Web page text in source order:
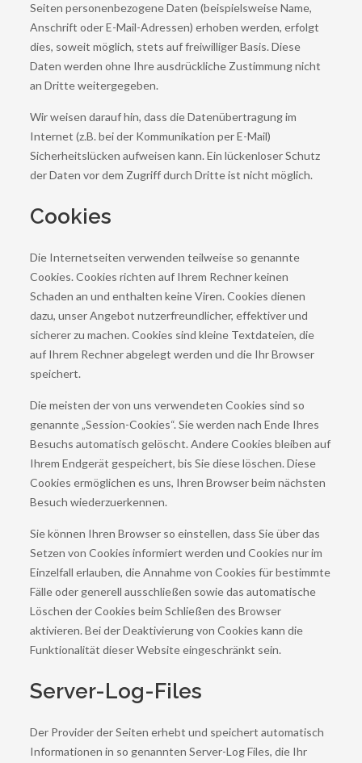
Seiten personenbezogene Daten (beispielsweise Name,
Anschrift oder E-Mail-Adressen) erhoben werden, erfolgt
dies, soweit möglich, stets auf freiwilliger Basis. Diese
Daten werden ohne Ihre ausdrückliche Zustimmung nicht
an Dritte weitergegeben.
Wir weisen darauf hin, dass die Datenübertragung im
Internet (z.B. bei der Kommunikation per E-Mail)
Sicherheitslücken aufweisen kann. Ein lückenloser Schutz
der Daten vor dem Zugriff durch Dritte ist nicht möglich.
Cookies
Die Internetseiten verwenden teilweise so genannte
Cookies. Cookies richten auf Ihrem Rechner keinen
Schaden an und enthalten keine Viren. Cookies dienen
dazu, unser Angebot nutzerfreundlicher, effektiver und
sicherer zu machen. Cookies sind kleine Textdateien, die
auf Ihrem Rechner abgelegt werden und die Ihr Browser
speichert.
Die meisten der von uns verwendeten Cookies sind so
genannte „Session-Cookies“. Sie werden nach Ende Ihres
Besuchs automatisch gelöscht. Andere Cookies bleiben auf
Ihrem Endgerät gespeichert, bis Sie diese löschen. Diese
Cookies ermöglichen es uns, Ihren Browser beim nächsten
Besuch wiederzuerkennen.
Sie können Ihren Browser so einstellen, dass Sie über das
Setzen von Cookies informiert werden und Cookies nur im
Einzelfall erlauben, die Annahme von Cookies für bestimmte
Fälle oder generell ausschließen sowie das automatische
Löschen der Cookies beim Schließen des Browser
aktivieren. Bei der Deaktivierung von Cookies kann die
Funktionalität dieser Website eingeschränkt sein.
Server-Log-Files
Der Provider der Seiten erhebt und speichert automatisch
Informationen in so genannten Server-Log Files, die Ihr